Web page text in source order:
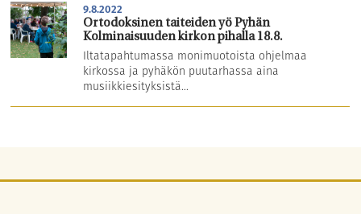
Hautausmaa
Yhteystiedot
9.8.2022
Ortodoksinen taiteiden yö Pyhän
Kolminaisuuden kirkon pihalla 18.8.
Iltatapahtumassa monimuotoista ohjelmaa
kirkossa ja pyhäkön puutarhassa aina
musiikkiesityksistä...